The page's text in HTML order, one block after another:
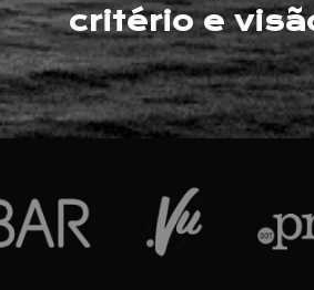
critério e